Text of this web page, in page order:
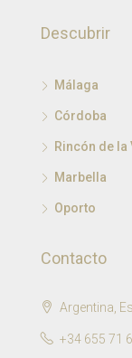
Descubrir
Málaga
Córdoba
Rincón de
Marbella
Oporto
Contacto
Argentina,
+34 655 71